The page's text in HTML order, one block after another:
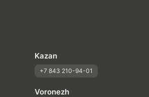
Kazan
+7 843 210-94-01
Voronezh